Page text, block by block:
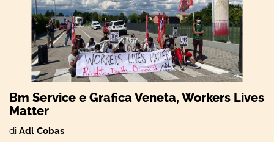
Bm Service e Grafica Veneta, Workers Lives
Matter
di Adl Cobas